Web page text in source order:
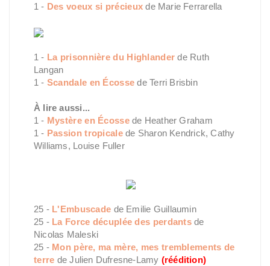
1 - Des voeux si précieux de Marie Ferrarella
1 - La prisonnière du Highlander de Ruth
Langan
1 - Scandale en Écosse de Terri Brisbin
À lire aussi...
1 - Mystère en Écosse de Heather Graham
1 - Passion tropicalede Sharon Kendrick, Cathy
Williams, Louise Fuller
25 - L'Embuscade de Emilie Guillaumin
25 - La Force décuplée des perdants de
Nicolas Maleski
25 - Mon père, ma mère, mes tremblements de
terre de Julien Dufresne-Lamy (réédition)